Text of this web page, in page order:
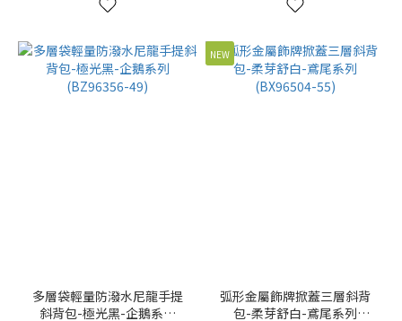
多層袋輕量防潑水尼龍手提
斜背包-極光黑-企鵝系列
NEW
弧形金屬飾牌掀蓋三層斜背
包-柔芽舒白-鳶尾系列